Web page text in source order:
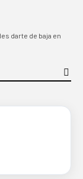
darte de baja en